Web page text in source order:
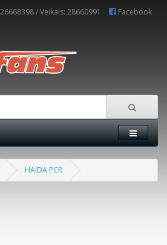
/ Veikals: 28660991 Facebook
HAIDA PCR